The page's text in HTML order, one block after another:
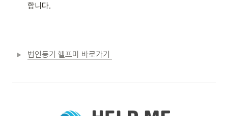
합니다.
법인등기 헬프미 바로가기